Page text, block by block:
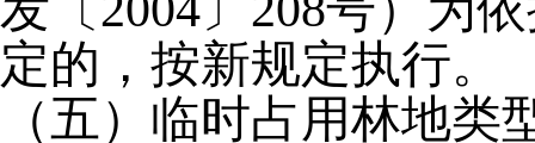
定的，按新规定执行。
（五）临时占用林地类